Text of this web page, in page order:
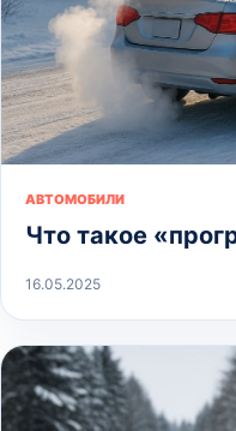
АВТОМОБИЛИ
Что такое
16.05.2025